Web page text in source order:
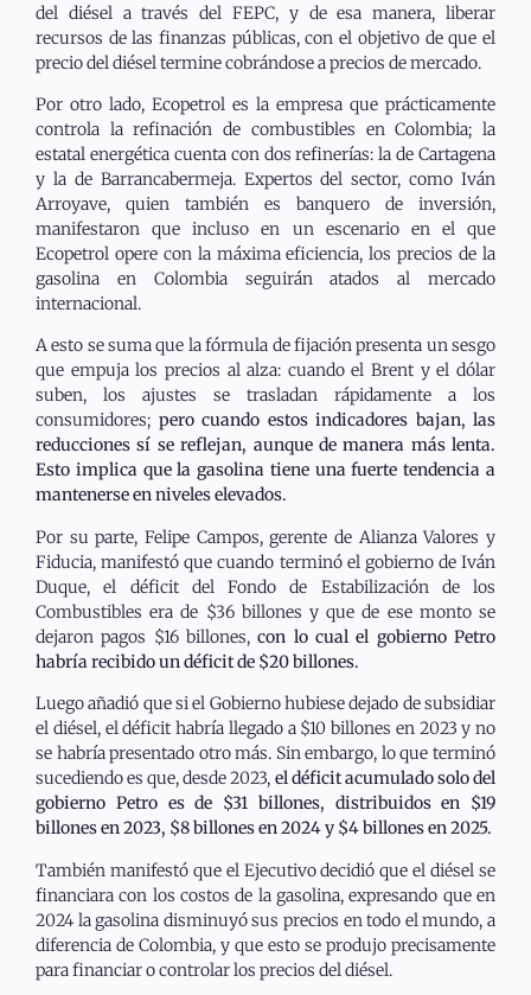
del diésel a través del FEPC, y de esa manera, liberar
recursos de las finanzas públicas, con el objetivo de que el
precio del diésel termine cobrándose a precios de mercado.
Por otro lado, Ecopetrol es la empresa que prácticamente
controla la refinación de combustibles en Colombia; la
estatal energética cuenta con dos refinerías: la de Cartagena
y la de Barrancabermeja. Expertos del sector, como Iván
Arroyave, quien también es banquero de inversión,
manifestaron que incluso en un escenario en el que
Ecopetrol opere con la máxima eficiencia, los precios de la
gasolina en Colombia seguirán atados al mercado
internacional.
A esto se suma que la fórmula de fijación presenta un sesgo
que empuja los precios al alza: cuando el Brent y el dólar
suben, los ajustes se trasladan rápidamente a los
consumidores; pero cuando estos indicadores bajan, las
reducciones sí se reflejan, aunque de manera más lenta.
Esto implica que la gasolina tiene una fuerte tendencia a
mantenerse en niveles elevados.
Por su parte, Felipe Campos, gerente de Alianza Valores y
Fiducia, manifestó que cuando terminó el gobierno de Iván
Duque, el déficit del Fondo de Estabilización de los
Combustibles era de $36 billones y que de ese monto se
dejaron pagos $16 billones,con lo cual el gobierno Petro
habría recibido un déficit de $20 billones.
Luego añadió que si el Gobierno hubiese dejado de subsidiar
el diésel, el déficit habría llegado a $10 billones en 2023 y no
se habría presentado otro más. Sin embargo, lo que terminó
sucediendo es que, desde 2023, el déficit acumulado solo del
gobierno Petro es de $31 billones, distribuidos en $19
billones en 2023, $8 billones en 2024 y $4 billones en 2025.
También manifestó que el Ejecutivo decidió que el diésel se
financiara con los costos de la gasolina, expresando que en
2024 la gasolina disminuyó sus precios en todo el mundo, a
diferencia de Colombia, y que esto se produjo precisamente
para financiar o controlar los precios del diésel.